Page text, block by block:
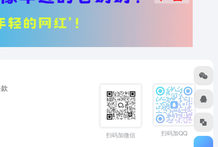
扫码加微信 扫码加QQ